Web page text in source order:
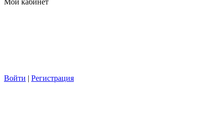
Мой кабинет
Войти | Регистрация